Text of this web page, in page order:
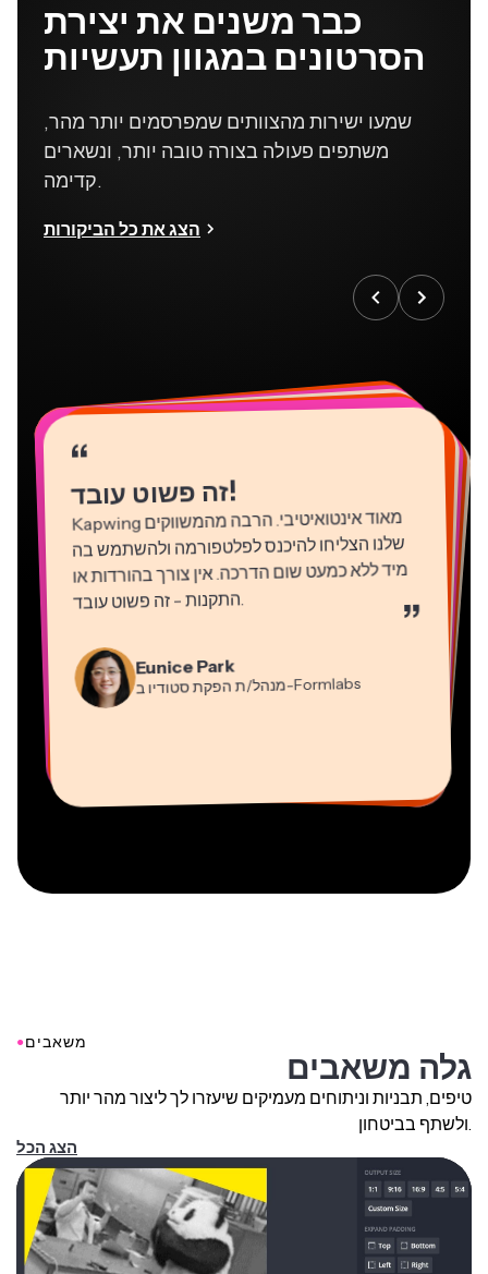
כבר משנים את יצירת
הסרטונים במגוון תעשיות
שמעו ישירות מהצוותים שמפרסמים יותר מהר,
משתפים פעולה בצורה טובה יותר, ונשארים
קדימה.
הצג את כל הביקורות
“
זה פשוט עובד!
Kapwing
מאוד אינטואיטיבי. הרבה מהמשווקים
שלנו הצליחו להיכנס לפלטפורמה ולהשתמש בה
מיד ללא כמעט שום הדרכה. אין צורך בהורדות או
התקנות - זה פשוט עובד
. ”
Eunice Park
מנהל/ת הפקת סטודיו ב-Formlabs
“
“
Panos Papagapiou
“
Gracie Peng
מנהל/ת תוכן
“
“
יועץ
“
Dina Segovia
●משאבים
גלה משאבים
טיפים, תבניות וניתוחים מעמיקים שיעזרו לך ליצור מהר יותר
הצג הכל